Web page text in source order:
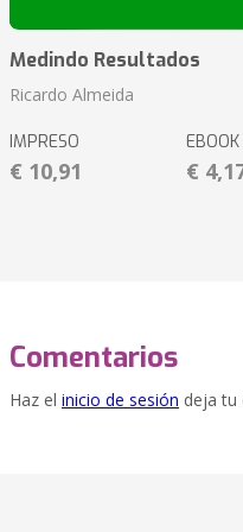
Medindo Resultados
Ricardo Almeida
IMPRESO
€ 10,91
EBOOK
€
Comentarios
Haz el inicio de sesión deja tu